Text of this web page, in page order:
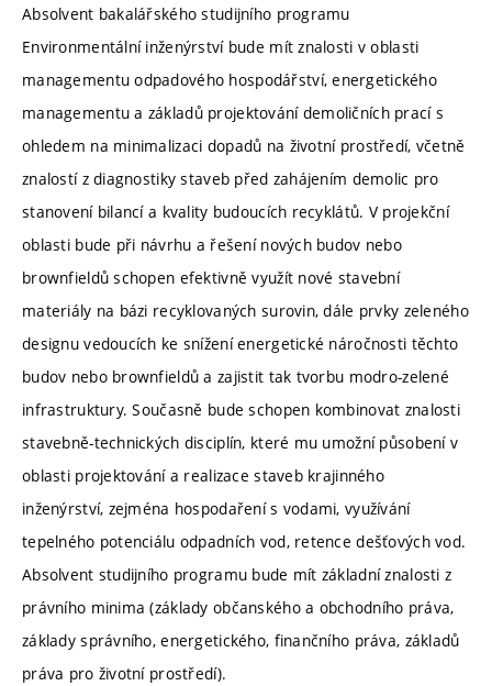
Absolvent bakalářského studijního programu
Environmentální inženýrství bude mít znalosti v oblasti
managementu odpadového hospodářství, energetického
managementu a základů projektování demoličních prací s
ohledem na minimalizaci dopadů na životní prostředí, včetně
znalostí z diagnostiky staveb před zahájením demolic pro
stanovení bilancí a kvality budoucích recyklátů. V projekční
oblasti bude při návrhu a řešení nových budov nebo
brownfieldů schopen efektivně využít nové stavební
materiály na bázi recyklovaných surovin, dále prvky zeleného
designu vedoucích ke snížení energetické náročnosti těchto
budov nebo brownfieldů a zajistit tak tvorbu modro-zelené
infrastruktury. Současně bude schopen kombinovat znalosti
stavebně-technických disciplín, které mu umožní působení v
oblasti projektování a realizace staveb krajinného
inženýrství, zejména hospodaření s vodami, využívání
tepelného potenciálu odpadních vod, retence dešťových vod.
Absolvent studijního programu bude mít základní znalosti z
právního minima (základy občanského a obchodního práva,
základy správního, energetického, finančního práva, základů
práva pro životní prostředí).